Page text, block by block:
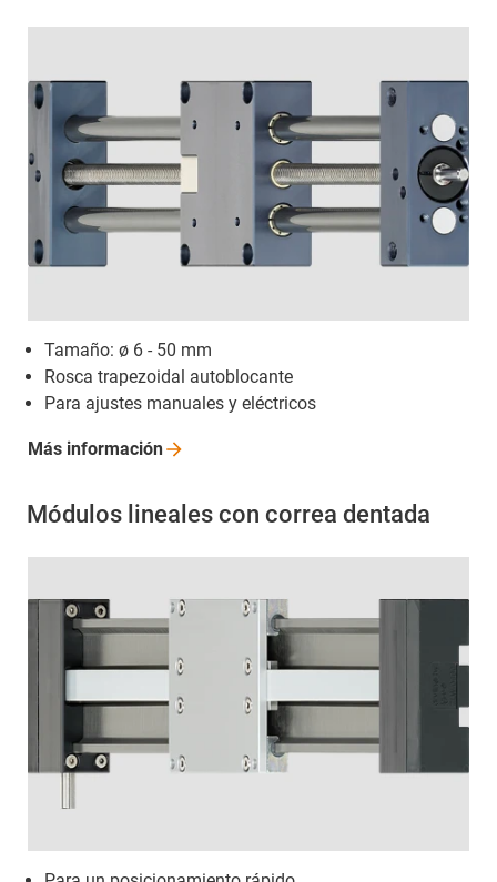
Tamaño: ø 6 - 50 mm
Rosca trapezoidal autoblocante
Para ajustes manuales y eléctricos
Más información
Módulos lineales con correa dentada